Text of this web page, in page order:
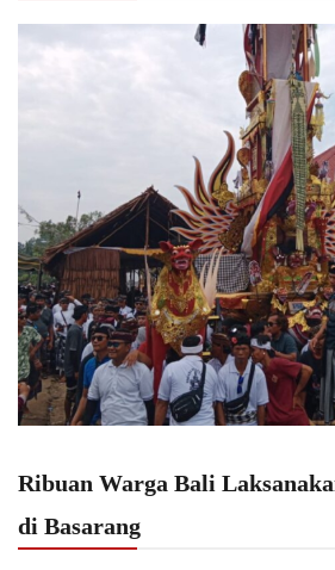
Ribuan Warga Bali
di Basarang